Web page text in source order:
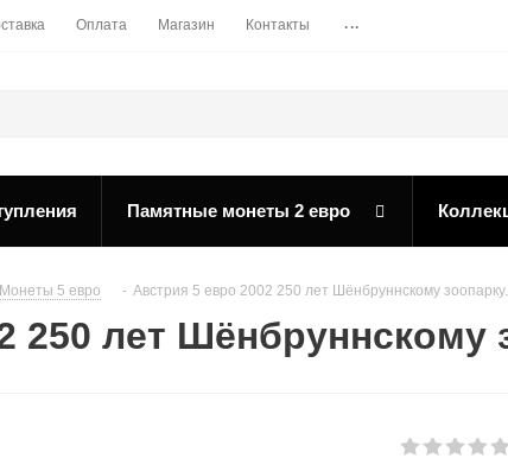
Оплата Магазин Контакты ...
Памятные монеты 2 евро
Монеты 5 евро - Австрия 5 евро 2002 250 лет Шёнбруннскому
250 лет Шёнбруннскому